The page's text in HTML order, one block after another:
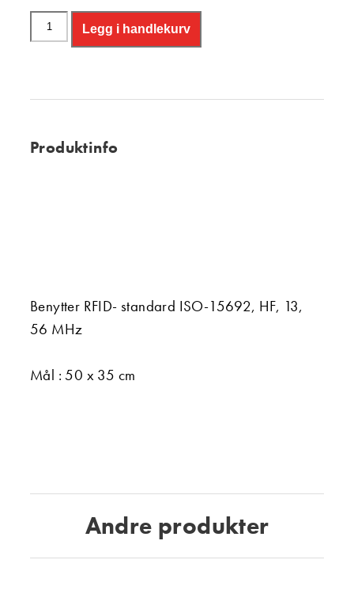
Legg i handlekurv
Produktinfo
Benytter RFID- standard ISO-15692, HF, 13,
56 MHz
Mål : 50 x 35 cm
Andre produkter